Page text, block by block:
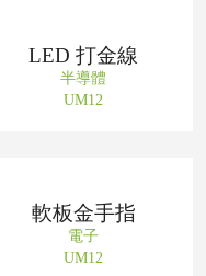
LED 打金線
半導體
UM12
軟板金手指
電子
UM12